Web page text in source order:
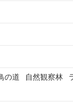
の道 自然観察林